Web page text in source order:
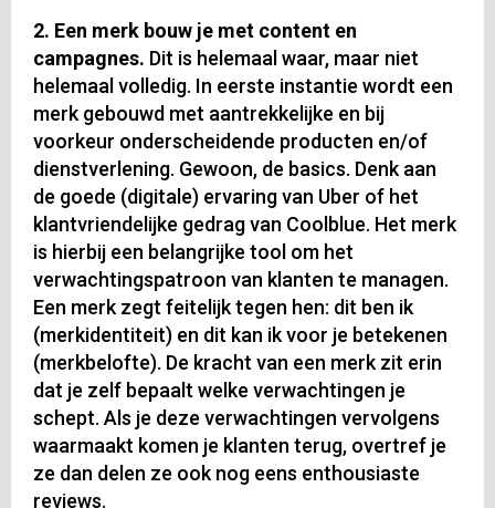
2. Een merk bouw je met content en
campagnes. Dit is helemaal waar, maar niet
helemaal volledig. In eerste instantie wordt een
merk gebouwd met aantrekkelijke en bij
voorkeur onderscheidende producten en/of
dienstverlening. Gewoon, de basics. Denk aan
de goede (digitale) ervaring van Uber of het
klantvriendelijke gedrag van Coolblue. Het merk
is hierbij een belangrijke tool om het
verwachtingspatroon van klanten te managen.
Een merk zegt feitelijk tegen hen: dit ben ik
(merkidentiteit) en dit kan ik voor je betekenen
(merkbelofte). De kracht van een merk zit erin
dat je zelf bepaalt welke verwachtingen je
schept. Als je deze verwachtingen vervolgens
waarmaakt komen je klanten terug, overtref je
ze dan delen ze ook nog eens enthousiaste
reviews.